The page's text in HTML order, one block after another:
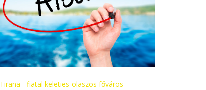
Tirana - fiatal keleties-olaszos főváros